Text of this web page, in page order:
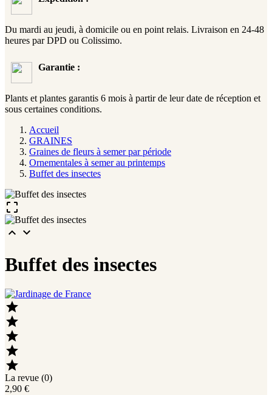
Du mardi au jeudi, à domicile ou en point relais. Livraison en 24-48
heures par DPD ou Colissimo.
Garantie :
Plants et plantes garantis 6 mois à partir de leur date de réception et
sous certaines conditions.
Accueil
GRAINES
Graines de fleurs à semer par période
Ornementales à semer au printemps
Buffet des insectes

 
Buffet des insectes





La revue (0)
2,90 €